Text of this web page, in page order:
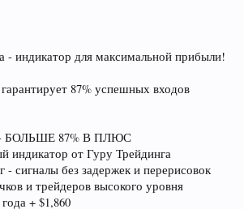
- индикатор для максимальной прибыли!
87% успешных входов
- БОЛЬШЕ 87% В ПЛЮС
индикатор от Гуру Трейдинга
сигналы без задержек и перерисовок
и трейдеров высокого уровня
+ $1,860